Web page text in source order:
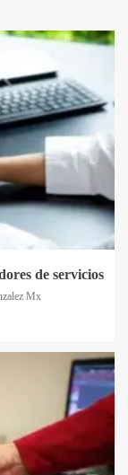
de servicios
Mx